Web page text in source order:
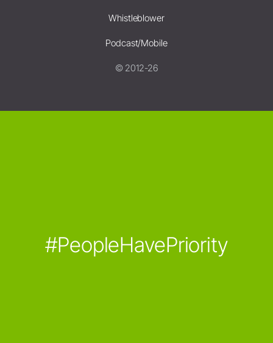
Whistleblower
Podcast/Mobile
© 2012-26
#PeopleHavePriority